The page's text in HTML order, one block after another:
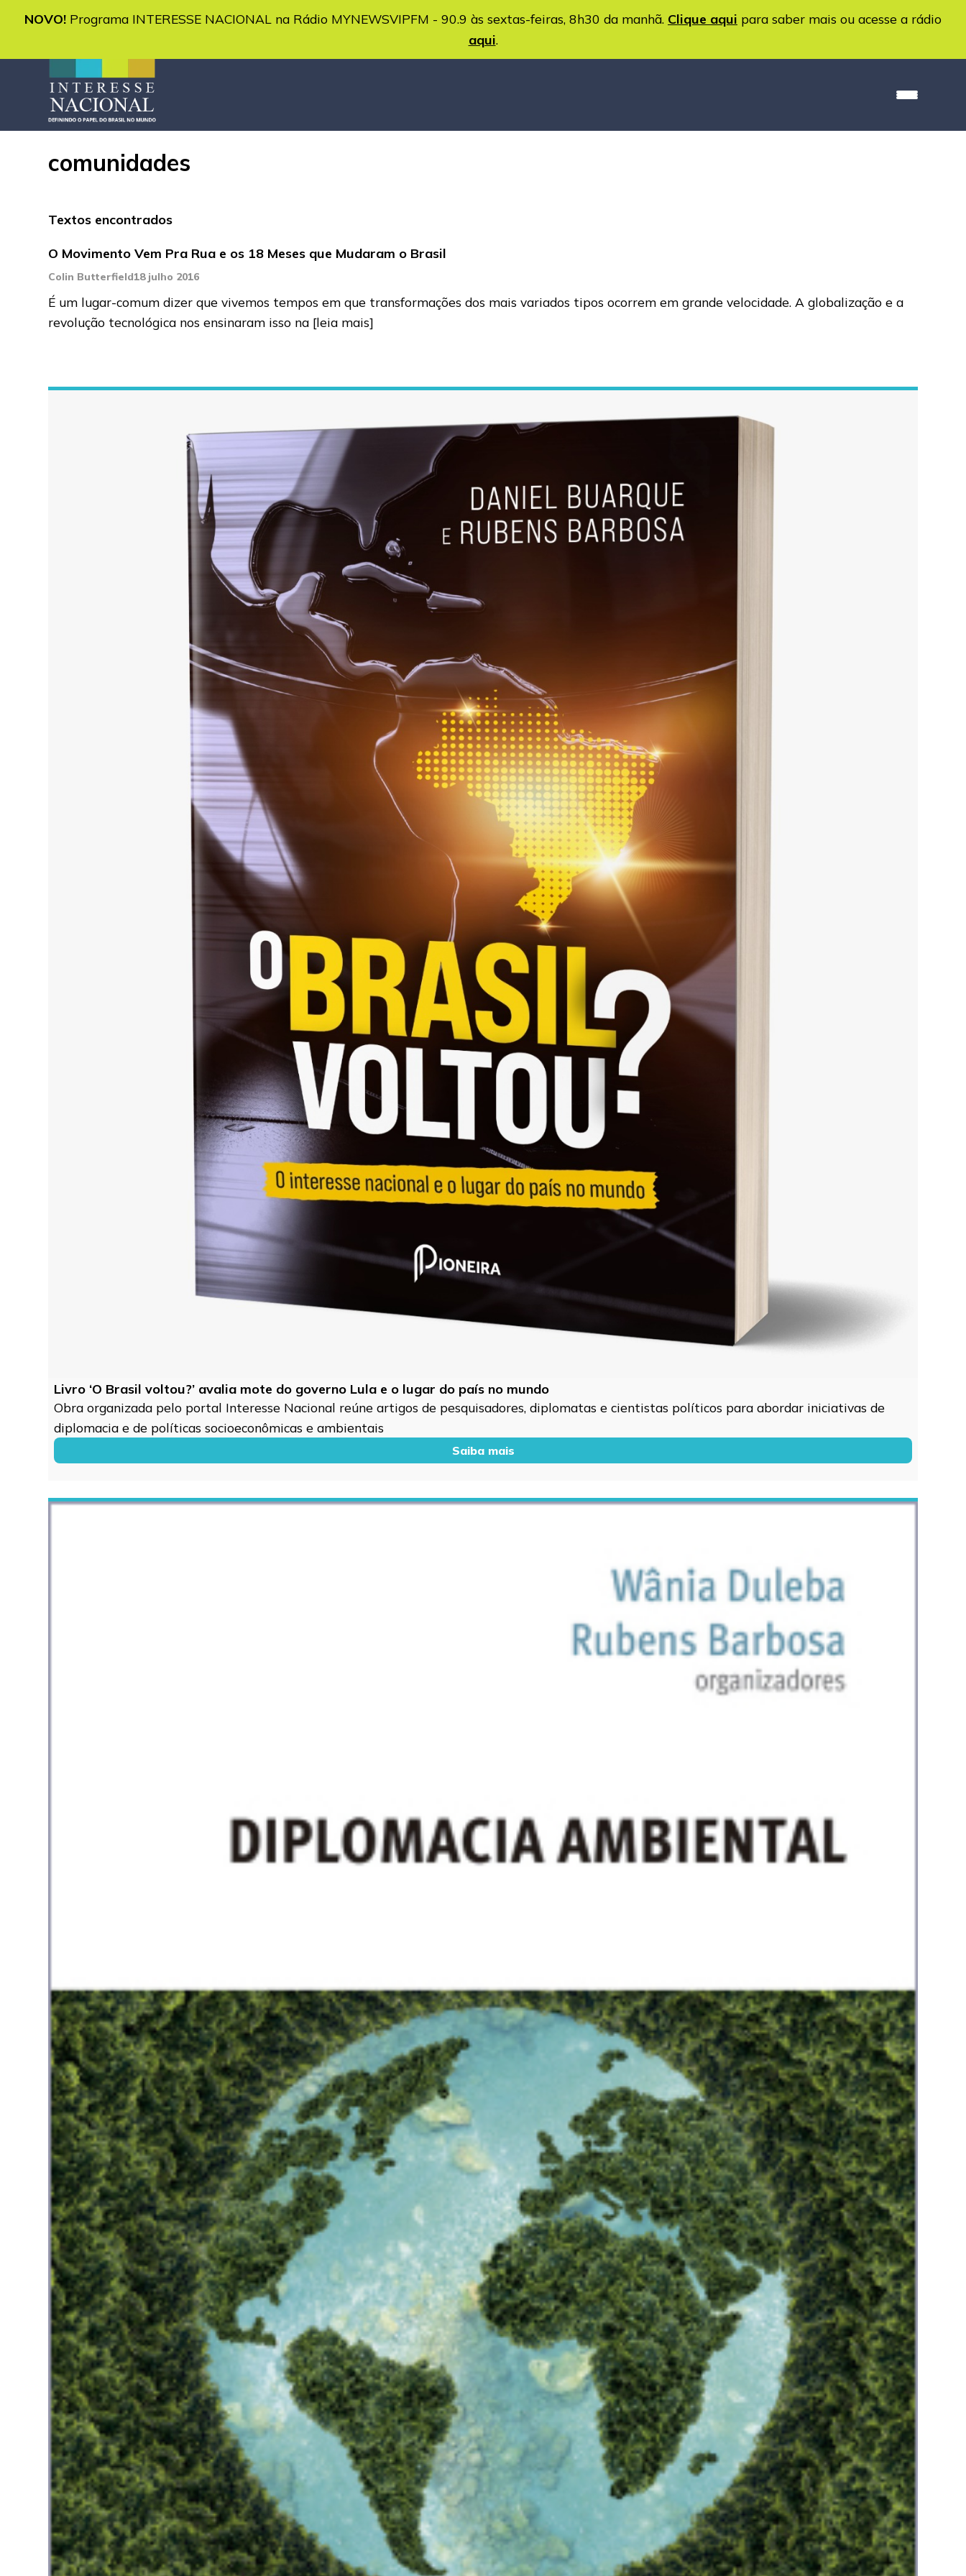
NOVO! Programa INTERESSE NACIONAL na Rádio MYNEWSVIPFM - 90.9 às sextas-feiras, 8h30 da manhã. Clique aqui para saber mais ou acesse a rádio
aqui.
comunidades
Textos encontrados
O Movimento Vem Pra Rua e os 18 Meses que Mudaram o Brasil
Colin Butterfield18 julho 2016
É um lugar-comum dizer que vivemos tempos em que transformações dos mais variados tipos ocorrem em grande velocidade. A globalização e a
revolução tecnológica nos ensinaram isso na [leia mais]
Livro ‘O Brasil voltou?’ avalia mote do governo Lula e o lugar do país no mundo
Obra organizada pelo portal Interesse Nacional reúne artigos de pesquisadores, diplomatas e cientistas políticos para abordar iniciativas de
diplomacia e de políticas socioeconômicas e ambientais
Saiba mais